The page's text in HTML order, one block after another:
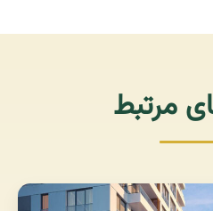
مرتبط